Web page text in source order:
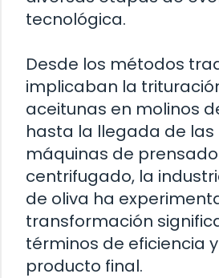
tecnológica.
Desde los métodos
implicaban la
aceitunas en molinos
hasta la llegada de
máquinas de
centrifugado, la
de oliva ha
transformación
términos de eficiencia
producto final.